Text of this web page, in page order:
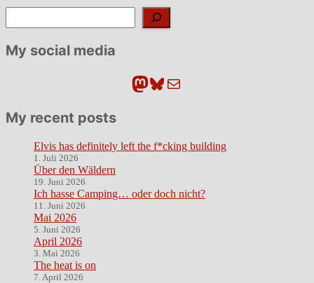
My social media
Mastodon
Bluesky
E-Mail
My recent posts
Elvis has definitely left the f*cking building
1. Juli 2026
Über den Wäldern
19. Juni 2026
Ich hasse Camping… oder doch nicht?
11. Juni 2026
Mai 2026
5. Juni 2026
April 2026
3. Mai 2026
The heat is on
7. April 2026